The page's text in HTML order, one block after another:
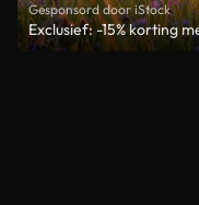
Gesponsord door iStock
Exclusief: -15% korting